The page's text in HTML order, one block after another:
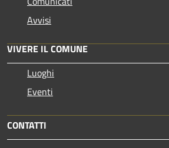
Avvisi
VIVERE IL COMUNE
Luoghi
Eventi
CONTATTI